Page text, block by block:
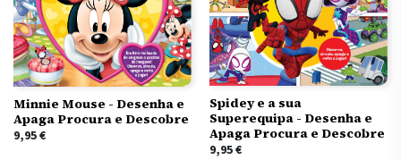
Minnie Mouse - Desenha e
Apaga Procura e Descobre
9,95€
Spidey e a sua
Superequipa - Desenha e
Apaga Procura e Descobre
9,95€